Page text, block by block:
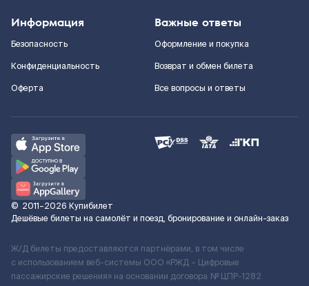
Информация
Безопасность
Конфиденциальность
Оферта
Важные ответы
Оформление и покупка
Возврат и обмен билета
Все вопросы и ответы
© 2011–2026 Купибилет
Дешёвые билеты на самолёт и поезд, бронирование и онлайн-заказ
Ж/Д билеты предоставляются партнёрами, в том числе
с использованием веб-системы ООО «РЖД – Цифровые
пассажирские решения» на основании договора № ЦПР-1282